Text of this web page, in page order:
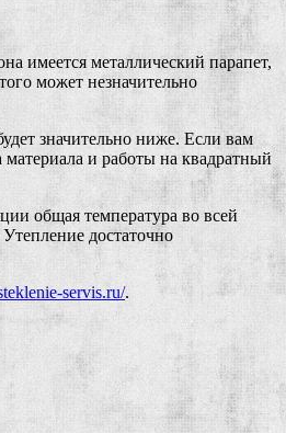
имеется металлический парапет,
может незначительно
значительно ниже. Если вам
материала и работы на квадратный
общая температура во всей
достаточно
servis.ru/.